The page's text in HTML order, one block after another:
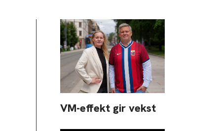
VM-effekt gir vekst